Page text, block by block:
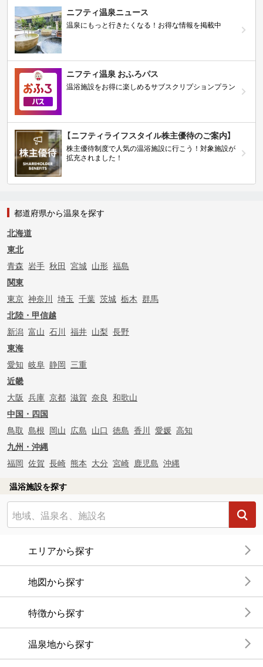
ニフティ温泉ニュース
温泉にもっと行きたくなる！お得な情報を掲載中
ニフティ温泉 おふろパス
温浴施設をお得に楽しめるサブスクリプションプラン
【ニフティライフスタイル株主優待のご案内】
株主優待制度で人気の温浴施設に行こう！対象施設が
拡充されました！
都道府県から温泉を探す
北海道
東北
青森 岩手 秋田 宮城 山形 福島
関東
東京 神奈川 埼玉 千葉 茨城 栃木 群馬
北陸・甲信越
新潟 富山 石川 福井 山梨 長野
東海
愛知 岐阜 静岡 三重
近畿
大阪 兵庫 京都 滋賀 奈良 和歌山
中国・四国
鳥取 島根 岡山 広島 山口 徳島 香川 愛媛 高知
九州・沖縄
福岡 佐賀 長崎 熊本 大分 宮崎 鹿児島 沖縄
温浴施設を探す
エリアから探す
地図から探す
特徴から探す
温泉地から探す